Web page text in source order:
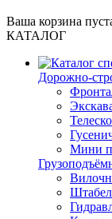
Ваша корзина
КАТАЛОГ
Дорожно-
Мини